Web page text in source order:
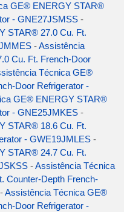
GE® ENERGY STAR®
- GNE27JSMSS -
STAR® 27.0 Cu. Ft.
-Assistência
Cu. Ft. French-Door
Técnica GE®
Door Refrigerator -
GE® ENERGY STAR®
- GNE25JMKES -
STAR® 18.6 Cu. Ft.
- GWE19JMLES -
STAR® 24.7 Cu. Ft.
-Assistência Técnica
Counter-Depth French-
-Assistência Técnica GE®
Door Refrigerator -